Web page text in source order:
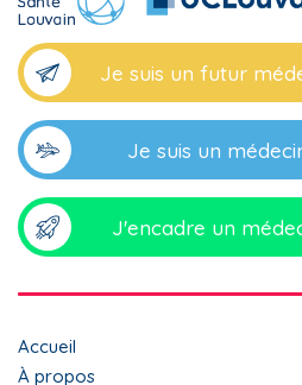
Je suis un futur
Je suis un
J'encadre un
Top
Accueil
À propos